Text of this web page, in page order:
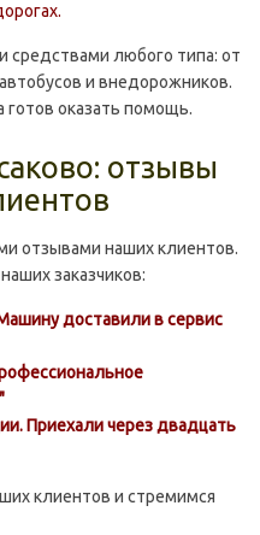
любого типа: от
и внедорожников.
готов оказать помощь.
отзывы
наших клиентов.
заказчиков:
доставили в сервис
Приехали через двадцать
клиентов и стремимся